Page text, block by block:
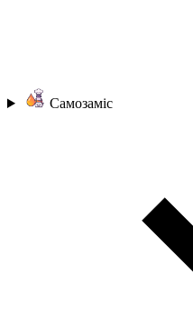
Самозаміс